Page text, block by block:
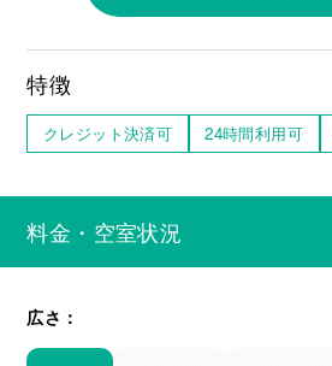
特徴
クレジット決済可 24時間利用可
料金・空室状況
広さ：